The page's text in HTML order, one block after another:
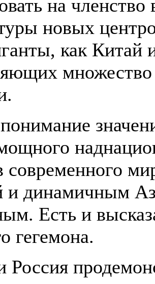
на
новых
как
множество
современного
и динамичным
Есть и
гегемона.
Россия